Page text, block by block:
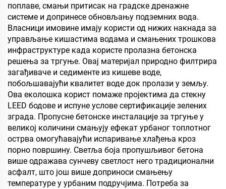
поплаве, смањи притисак на градске дренажне
системе и допринесе обновљању подземних вода.
Власници имовине имају користи од нижих накнада за
управљање кишастима водама и смањених трошкова
инфраструктуре када користе пролазна бетонска
решења за тргуње. Овај материјал природно филтрира
загађиваче и седименте из кишеве воде,
побољшавајући квалитет воде док пролази у земљу.
Ова еколошка корист помаже пројектима да стекну
LEED бодове и испуне услове сертификације зелених
зграда. Пропусне бетонске инсталације за тргуње у
великој количини смањују ефекат урбаног топлотног
острва омогућавајући испаривање хлађења кроз
порно површину. Светља боја пропушљивог бетона
више одражава сунчеву светлост него традиционални
асфалт, што још више доприноси смањењу
температуре у урбаним подручјима. Потреба за